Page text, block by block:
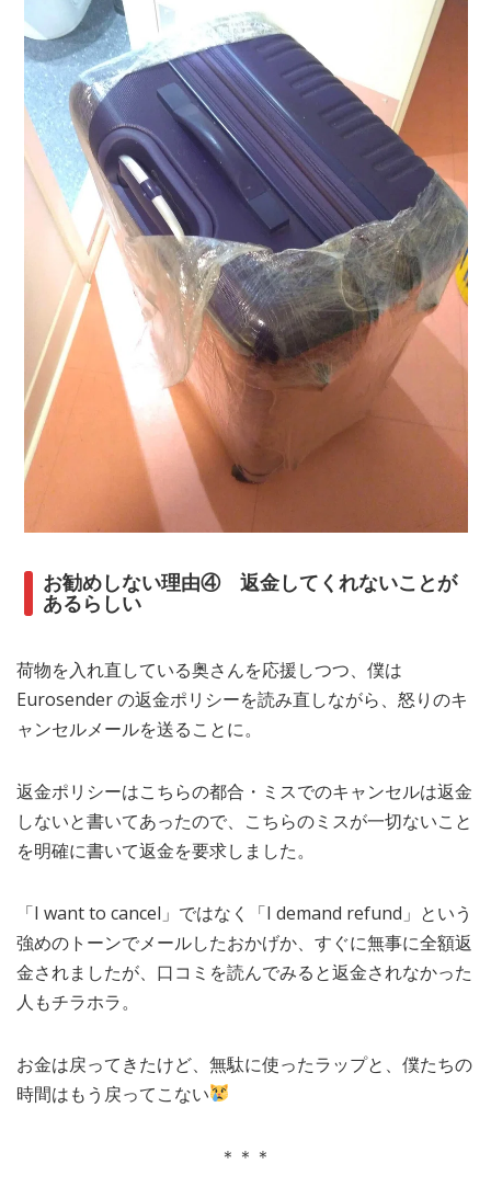
お勧めしない理由④ 返金してくれないことが
あるらしい
荷物を入れ直している奥さんを応援しつつ、僕は
Eurosender の返金ポリシーを読み直しながら、怒りのキ
ャンセルメールを送ることに。
返金ポリシーはこちらの都合・ミスでのキャンセルは返金
しないと書いてあったので、こちらのミスが一切ないこと
を明確に書いて返金を要求しました。
「I want to cancel」ではなく「I demand refund」という
強めのトーンでメールしたおかげか、すぐに無事に全額返
金されましたが、口コミを読んでみると返金されなかった
人もチラホラ。
お金は戻ってきたけど、無駄に使ったラップと、僕たちの
時間はもう戻ってこない
＊＊＊